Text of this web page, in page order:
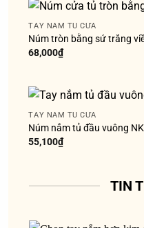
TAY NẮM TỦ CỬA
Núm tròn bằng sứ trắng
68,000₫
TAY NẮM TỦ CỬA
Núm nắm tủ đầu vuông
55,100₫
TIN